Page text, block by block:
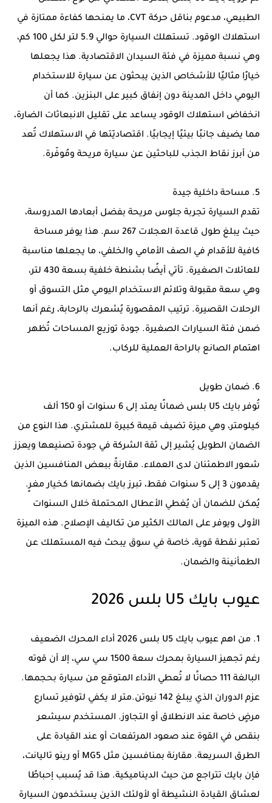
الطبيعي، مدعوم بناقل حركة CVT، ما يمنحها كفاءة ممتازة في
استهلاك الوقود. تستهلك السيارة حوالي 5.9 لتر لكل 100 كم،
وهي نسبة مميزة في فئة السيدان الاقتصادية. هذا يجعلها
خيارًا مثاليًا للأشخاص الذين يبحثون عن سيارة للاستخدام
اليومي داخل المدينة دون إنفاق كبير على البنزين. كما أن
انخفاض استهلاك الوقود يساعد على تقليل الانبعاثات الضارة،
مما يضيف جانبًا بيئيًا إيجابيًا. اقتصاديّتها في الاستهلاك تُعد
من أبرز نقاط الجذب للباحثين عن سيارة مريحة ومُوفّرة.
5. مساحة داخلية جيدة
تقدم السيارة تجربة جلوس مريحة بفضل أبعادها المدروسة،
حيث يبلغ طول قاعدة العجلات 267 سم. هذا يوفر مساحة
كافية للأقدام في الصف الأمامي والخلفي، ما يجعلها مناسبة
للعائلات الصغيرة. تأتي أيضًا بشنطة خلفية بسعة 430 لتر،
وهي سعة مقبولة وتلائم الاستخدام اليومي مثل التسوق أو
الرحلات القصيرة. ترتيب المقصورة يُشعرك بالرحابة، رغم أنها
ضمن فئة السيارات الصغيرة. جودة توزيع المساحات تُظهر
اهتمام الصانع بالراحة العملية للركاب.
6. ضمان طويل
تُوفر بايك U5 بلس ضمانًا يمتد إلى 6 سنوات أو 150 ألف
كيلومتر، وهي ميزة تضيف قيمة كبيرة للمشتري. هذا النوع من
الضمان الطويل يُشير إلى ثقة الشركة في جودة تصنيعها ويعزز
شعور الاطمئنان لدى العملاء. مقارنةً ببعض المنافسين الذين
يقدمون 3 إلى 5 سنوات فقط، تبرز بايك بضمانها كخيار مغرٍ.
يُمكن للضمان أن يُغطي الأعطال المحتملة خلال السنوات
الأولى ويوفر على المالك الكثير من تكاليف الإصلاح. هذه الميزة
تعتبر نقطة قوية، خاصة في سوق يبحث فيه المستهلك عن
الطمأنينة والضمان.
عيوب بايك U5 بلس 2026
1. من اهم عيوب بايك U5 بلس 2026 أداء المحرك الضعيف
رغم تجهيز السيارة بمحرك سعة 1500 سي سي، إلا أن قوته
البالغة 111 حصانًا لا تُعطي الأداء المتوقع من سيارة بحجمها.
عزم الدوران الذي يبلغ 142 نيوتن.متر لا يكفي لتوفير تسارع
مرضٍ خاصة عند الانطلاق أو التجاوز. المستخدم سيشعر
بنقص في القوة عند صعود المرتفعات أو عند القيادة على
الطرق السريعة. مقارنة بمنافسين مثل MG5 أو رينو تاليانت،
فإن بايك تتراجع من حيث الديناميكية. هذا قد يُسبب إحباطًا
لعشاق القيادة النشيطة أو لأولئك الذين يستخدمون السيارة